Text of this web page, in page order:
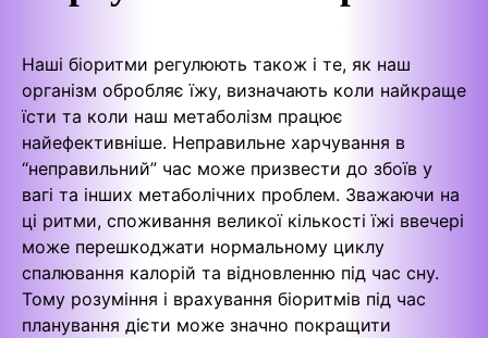
Наші біоритми регулюють також і те, як наш
організм обробляє їжу, визначають коли найкраще
їсти та коли наш метаболізм працює
найефективніше. Неправильне харчування в
“неправильний” час може призвести до збоїв у
вагі та інших метаболічних проблем. Зважаючи на
ці ритми, споживання великої кількості їжі ввечері
може перешкоджати нормальному циклу
спалювання калорій та відновленню під час сну.
Тому розуміння і врахування біоритмів під час
планування дієти може значно покращити